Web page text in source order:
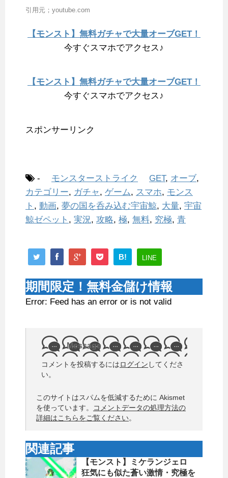
引用元；youtube.com
【モンスト】無料ガチャで大量オーブGET！
今すぐスマホでアクセス♪
【モンスト】無料ガチャで大量オーブGET！
今すぐスマホでアクセス♪
スポンサーリンク
- モンスターストライク GET, オーブ,
カテゴリー, ガチャ, ゲーム, スマホ, モンス
ト , 動画, 夢の国を呑み込む宇宙鯨, 大量, 宇宙
鯨ゼペット , 実況, 攻略, 極, 無料, 究極, 青
B! LINE
期間限定！無料金儲け情報
Error: Feed has an error or is not valid
Message
コメントを投稿するにはログイン してくださ
い。
このサイトはスパムを低減するために Akismet
を使っています。
コメントデータの処理方法の
詳細はこちらをご覧ください。
関連記事
【モンスト】ミケランジェロ
狂気にも似た蒼い激情・究極を